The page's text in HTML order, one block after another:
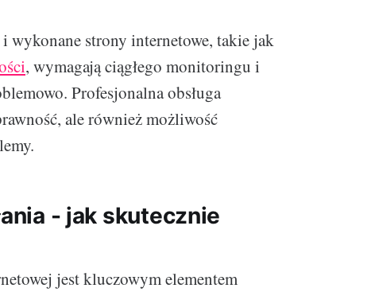
wykonane strony internetowe, takie jak
, wymagają ciągłego monitoringu i
Profesjonalna obsługa
ale również możliwość
- jak skutecznie
jest kluczowym elementem